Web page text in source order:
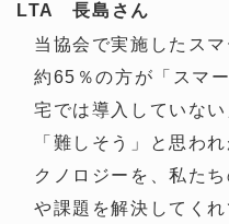
LTA 長島さん
当協会で実施したス
約65％の方が「スマ
宅では導入していな
「難しそう」と思わ
クノロジーを、私た
や課題を解決してく